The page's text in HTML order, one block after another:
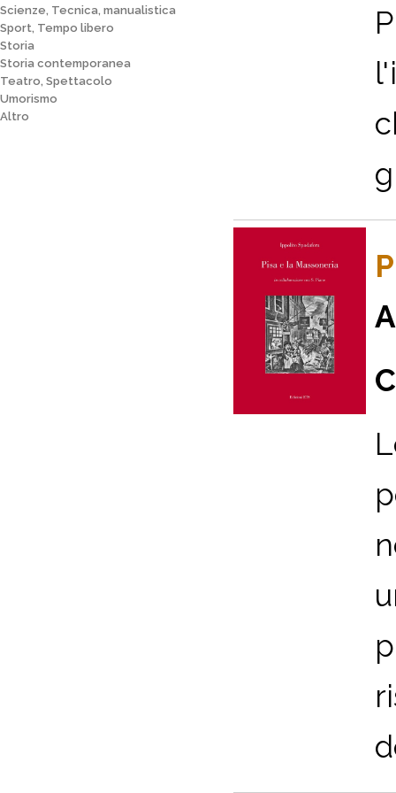
Scienze, Tecnica, manualistica
Sport, Tempo libero
Storia
Storia contemporanea
Teatro, Spettacolo
Umorismo
Altro